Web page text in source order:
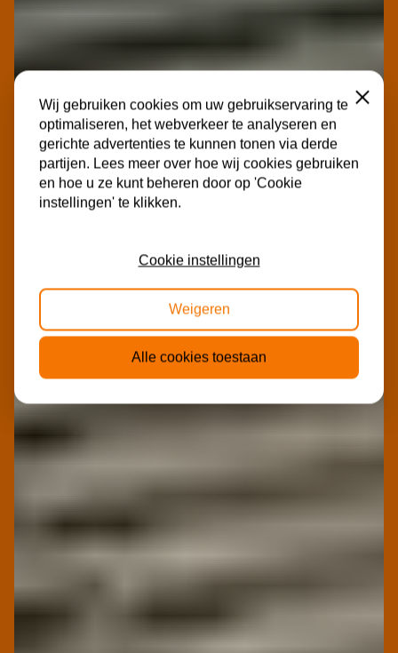
Wij gebruiken cookies om uw gebruikservaring te
optimaliseren, het webverkeer te analyseren en
gerichte advertenties te kunnen tonen via derde
partijen. Lees meer over hoe wij cookies gebruiken
en hoe u ze kunt beheren door op 'Cookie
instellingen' te klikken.
Sluiten
Cookie instellingen
Weigeren
Alle cookies toestaan